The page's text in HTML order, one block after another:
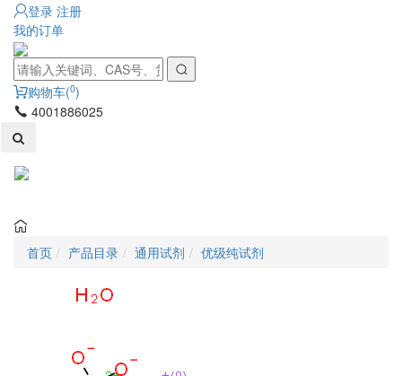
登录 注册
我的订单
购物车(0)
4001886025
首页 产品目录 通用试剂 优级纯试剂